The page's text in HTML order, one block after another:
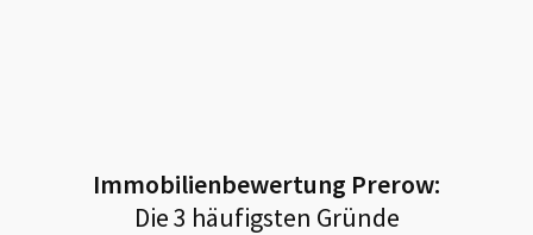
Immobilienbewertung Prerow:
Die 3 häufigsten Gründe